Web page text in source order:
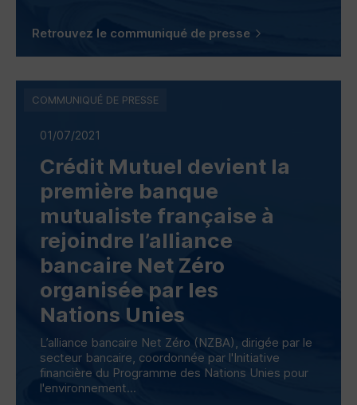
Retrouvez le communiqué de presse
01/07/2021
Crédit Mutuel devient la
première banque
mutualiste française à
rejoindre l’alliance
bancaire Net Zéro
organisée par les
Nations Unies
L’alliance bancaire Net Zéro (NZBA), dirigée par le
secteur bancaire, coordonnée par l'Initiative
financière du Programme des Nations Unies pour
l'environnement...
COMMUNIQUÉ DE PRESSE